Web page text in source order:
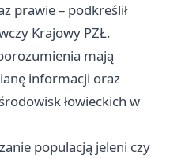
prawie – podkreślił
Krajowy PZŁ.
mają
informacji oraz
łowieckich w
populacją jeleni czy